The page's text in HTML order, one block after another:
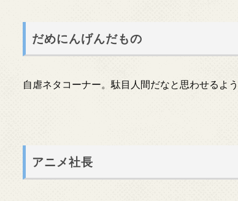
だめにんげんだもの
自虐ネタコーナー。駄目人間だなと思わせるよう
アニメ社長